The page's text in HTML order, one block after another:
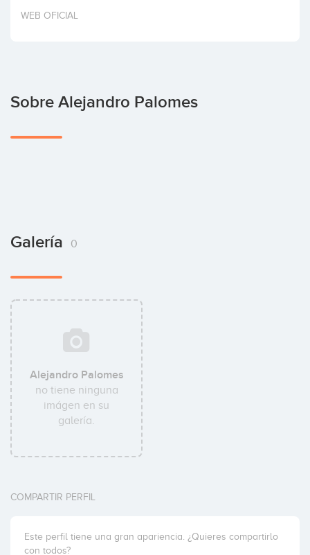
Invertir
WEB OFICIAL
Sobre Alejandro Palomes
Galería 0
Alejandro Palomes
no tiene ninguna
imágen en su
galería.
COMPARTIR PERFIL
Este perfil tiene una gran apariencia. ¿Quieres compartirlo
con todos?